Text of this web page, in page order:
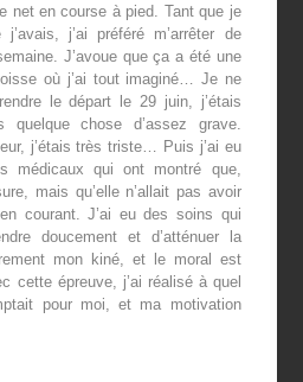
net en course à pied. Tant que je
j’ai préféré m’arrêter de
J’avoue que ça a été une
où j’ai tout imaginé… Je ne
le départ le 29 juin, j’étais
quelque chose d’assez grave.
j’étais très triste… Puis j’ai eu
médicaux qui ont montré que,
mais qu’elle n’allait pas avoir
courant. J’ai eu des soins qui
doucement et d’atténuer la
mon kiné, et le moral est
cette épreuve, j’ai réalisé à quel
pour moi, et ma motivation